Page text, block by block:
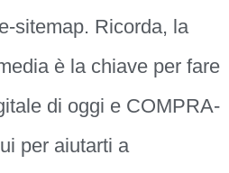
sitemap. Ricorda, la
è la chiave per fare
di oggi e COMPRA-
per aiutarti a